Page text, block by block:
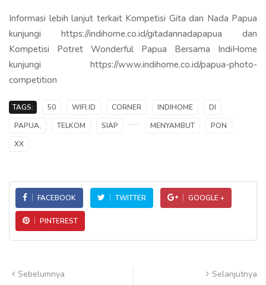
Informasi lebih lanjut terkait Kompetisi Gita dan Nada Papua
kunjungi https://indihome.co.id/gitadannadapapua dan
Kompetisi Potret Wonderful Papua Bersama IndiHome
kunjungi https://www.indihome.co.id/papua-photo-
competition
TAGS: 50 WIFI.ID CORNER INDIHOME
DI
PAPUA,
TELKOM SIAP MENYAMBUT
PON
XX
FACEBOOK TWITTER GOOGLE +
PINTEREST
Sebelumnya Selanjutnya